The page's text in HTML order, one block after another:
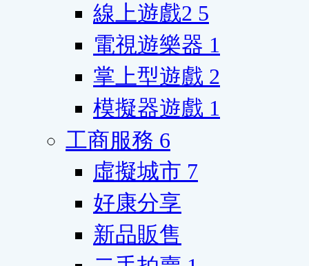
線上遊戲2 5
電視遊樂器 1
掌上型遊戲 2
模擬器遊戲 1
工商服務 6
虛擬城市 7
好康分享
新品販售